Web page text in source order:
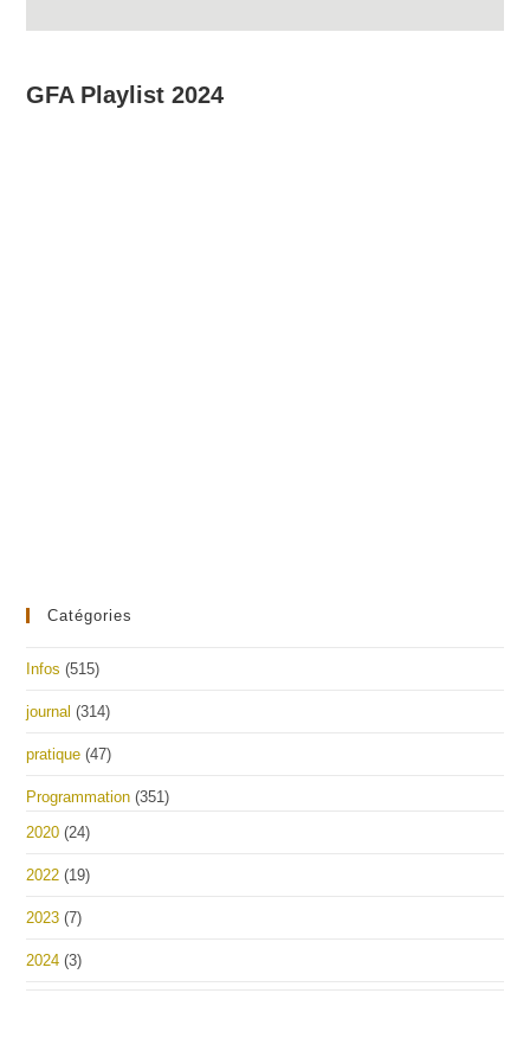
GFA Playlist 2024
Catégories
Infos (515)
journal (314)
pratique (47)
Programmation (351)
2020 (24)
2022 (19)
2023 (7)
2024 (3)